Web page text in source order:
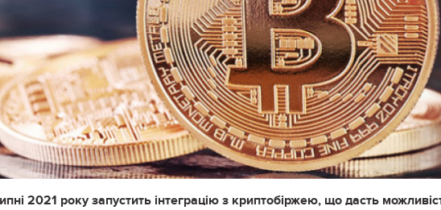
2021 року запустить інтеграцію з криптобіржею, що дасть